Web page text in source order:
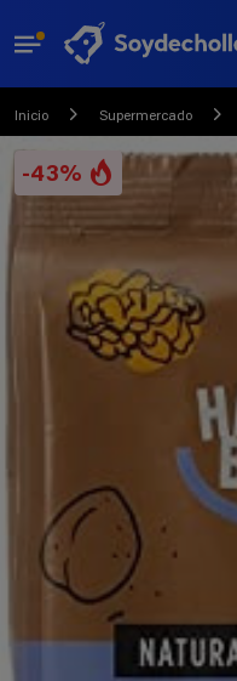
Inicio Supermercado
-43%